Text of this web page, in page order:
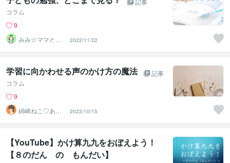
記事
コラム
9
みみ☆ママと子
どものお片付け
の先生
2022/11/22
学習に向かわせる声のかけ方の魔法
記事
コラム
9
綿崎ねこ♡あな
たの心と子育て
を応援し隊
2022/10/15
【YouTube】かけ算九九をおぼえよう！
【８のだん の もんだい】